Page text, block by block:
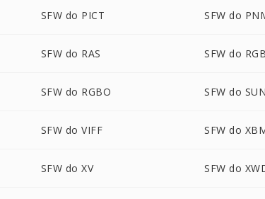
SFW do PICT SFW do
SFW do RAS SFW do
SFW do RGBO SFW do
SFW do VIFF SFW do
SFW do XV SFW do